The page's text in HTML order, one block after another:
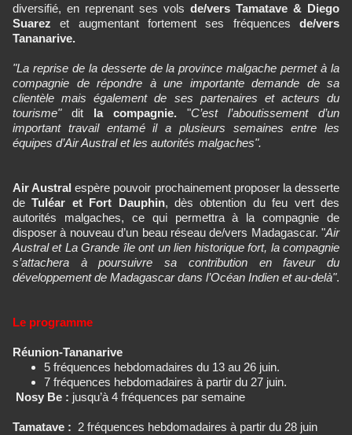
diversifié, en reprenant ses vols de/vers Tamatave & Diego
Suarez et augmentant fortement ses fréquences de/vers
Tananarive.
"La reprise de la desserte de la province malgache permet à la
compagnie de répondre à une importante demande de sa
clientèle mais également de ses partenaires et acteurs du
tourisme"dit la compagnie. "C’est l’aboutissement d’un
important travail entamé il a plusieurs semaines entre les
équipes d’Air Austral et les autorités malgaches".
Air Austral espère pouvoir prochainement proposer la desserte
de Tuléar et Fort Dauphin, dès obtention du feu vert des
autorités malgaches, ce qui permettra à la compagnie de
disposer à nouveau d’un beau réseau de/vers Madagascar. "Air
Austral et La Grande île ont un lien historique fort, la compagnie
s’attachera à poursuivre sa contribution en faveur du
développement de Madagascar dans l’Océan Indien et au-delà".
Le programme
Réunion-Tananarive
5 fréquences hebdomadaires du 13 au 26 juin.
7 fréquences hebdomadaires à partir du 27 juin.
Nosy Be : jusqu’à 4 fréquences par semaine
Tamatave : 2 fréquences hebdomadaires à partir du 28 juin